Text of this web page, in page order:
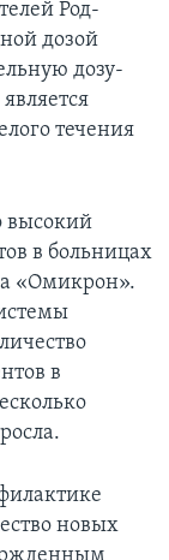
Род-
дозой
дозу-
течения
высокий
в больницах
«Омикрон».
в
новых